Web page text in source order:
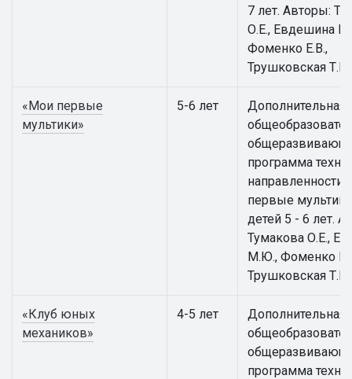
7 лет. Авторы:
О.Е., Евдешина
Фоменко Е.В.,
Трушковская Т.Е.
«Мои первые
мультики»
5-6 лет
Дополнительная
программа
направленности
первые
детей 5 - 6 лет.
Тумакова О.Е.,
М.Ю., Фоменко
Трушковская Т.Е.
«Клуб юных
механиков»
4-5 лет
Дополнительная
программа